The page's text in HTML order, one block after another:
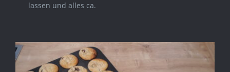
lassen und alles ca.